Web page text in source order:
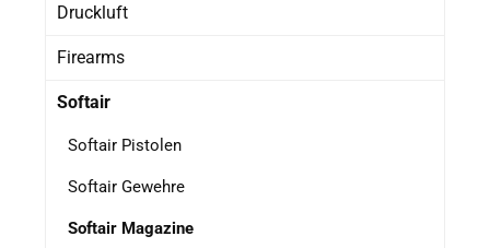
Druckluft
Firearms
Softair
Softair Pistolen
Softair Gewehre
Softair Magazine